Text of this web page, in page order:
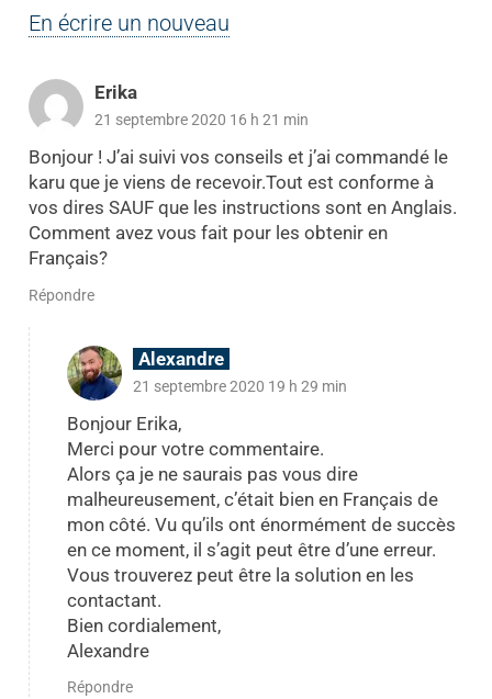
En écrire un nouveau
Erika
21 septembre 2020 16 h 21 min
Bonjour ! J’ai suivi vos conseils et j’ai commandé le
karu que je viens de recevoir.Tout est conforme à
vos dires SAUF que les instructions sont en Anglais.
Comment avez vous fait pour les obtenir en
Français?
Répondre
Alexandre
21 septembre 2020 19 h 29 min
Bonjour Erika,
Merci pour votre commentaire.
Alors ça je ne saurais pas vous dire
malheureusement, c’était bien en Français de
mon côté. Vu qu’ils ont énormément de succès
en ce moment, il s’agit peut être d’une erreur.
Vous trouverez peut être la solution en les
contactant.
Bien cordialement,
Alexandre
Répondre